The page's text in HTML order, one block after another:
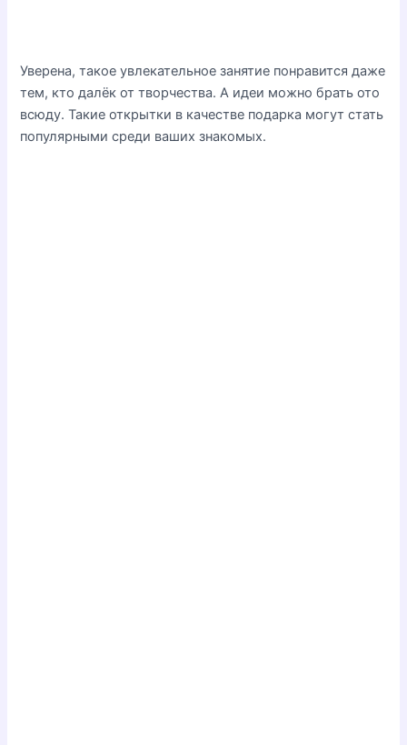
Уверена, такое увлекательное занятие понравится даже
тем, кто далёк от творчества. А идеи можно брать ото
всюду. Такие открытки в качестве подарка могут стать
популярными среди ваших знакомых.